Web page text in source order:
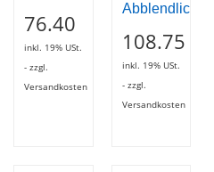
76.40
inkl. 19% USt.
- zzgl.
Versandkosten
Abblendlicht
108.75
inkl. 19% USt.
- zzgl.
Versandkosten